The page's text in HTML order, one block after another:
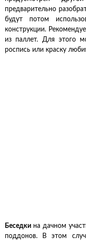
предварительно
будут потом
конструкции.
из паллет. Для этого
роспись или краску
Беседки на дачном
поддонов. В этом